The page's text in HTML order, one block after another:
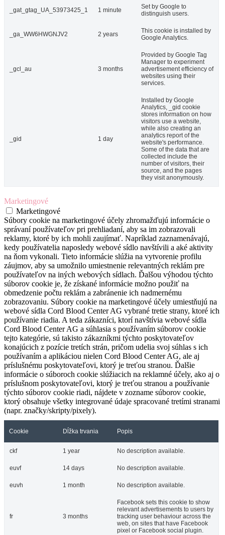
_gat_gtag_UA_53973425_1 1 minute
Set by Google to
distinguish users.
_ga_WW6HWGNJV2 2 years
This cookie is installed by
Google Analytics.
_gcl_au 3 months
Provided by Google Tag
Manager to experiment
advertisement efficiency of
websites using their
services.
_gid 1 day
Installed by Google
Analytics, _gid cookie
stores information on how
visitors use a website,
while also creating an
analytics report of the
website's performance.
Some of the data that are
collected include the
number of visitors, their
source, and the pages
they visit anonymously.
Marketingové
Marketingové
Súbory cookie na marketingové účely zhromažďujú informácie o
správaní používateľov pri prehliadaní, aby sa im zobrazovali
reklamy, ktoré by ich mohli zaujímať. Napríklad zaznamenávajú,
kedy používatelia naposledy webové sídlo navštívili a aké aktivity
na ňom vykonali. Tieto informácie slúžia na vytvorenie profilu
záujmov, aby sa umožnilo umiestnenie relevantných reklám pre
používateľov na iných webových sídlach. Ďalšou výhodou týchto
súborov cookie je, že získané informácie možno použiť na
obmedzenie počtu reklám a zabránenie ich nadmernému
zobrazovaniu. Súbory cookie na marketingové účely umiestňujú na
webové sídla Cord Blood Center AG vybrané tretie strany, ktoré ich
používanie riadia. A teda zákazníci, ktorí navštívia webové sídla
Cord Blood Center AG a súhlasia s používaním súborov cookie
tejto kategórie, sú takisto zákazníkmi týchto poskytovateľov
konajúcich z pozície tretích strán, pričom udelia svoj súhlas s ich
používaním a aplikáciou nielen Cord Blood Center AG, ale aj
príslušnému poskytovateľovi, ktorý je treťou stranou. Ďalšie
informácie o súboroch cookie slúžiacich na reklamné účely, ako aj o
príslušnom poskytovateľovi, ktorý je treťou stranou a používanie
týchto súborov cookie riadi, nájdete v zozname súborov cookie,
ktorý obsahuje všetky integrované údaje spracované tretími stranami
(napr. značky/skripty/pixely).
Cookie Dĺžka trvania Popis
ckf 1 year No description available.
euvf 14 days No description available.
euvh 1 month No description available.
fr 3 months
Facebook sets this cookie to show
relevant advertisements to users by
tracking user behaviour across the
web, on sites that have Facebook
pixel or Facebook social plugin.